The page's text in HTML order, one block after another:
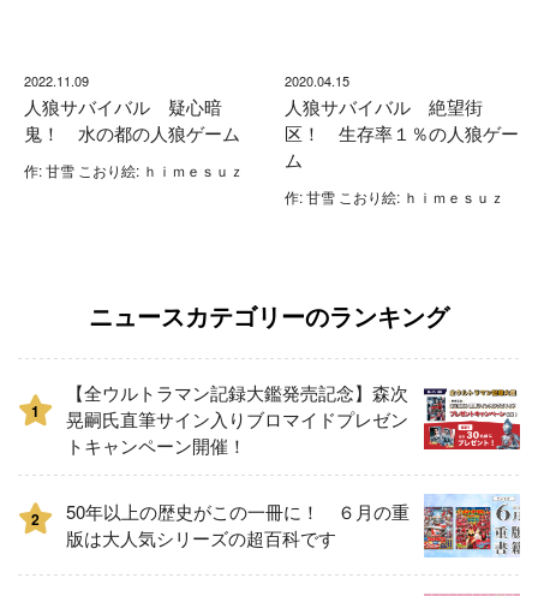
2022.11.09
人狼サバイバル 疑心暗
鬼！ 水の都の人狼ゲーム
作: 甘雪 こおり絵: ｈｉｍｅｓｕｚ
2020.04.15
人狼サバイバル 絶望街
区！ 生存率１％の人狼ゲー
ム
作: 甘雪 こおり絵: ｈｉｍｅｓｕｚ
ニュースカテゴリーのランキング
1
【全ウルトラマン記録大鑑発売記念】森次
晃嗣氏直筆サイン入りブロマイドプレゼン
トキャンペーン開催！
2
50年以上の歴史がこの一冊に！ ６月の重
版は大人気シリーズの超百科です